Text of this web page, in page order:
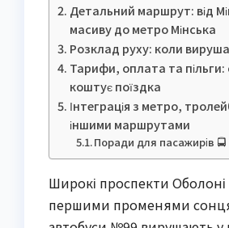
Детальний маршрут: від
масиву до метро Мінська
Розклад руху: коли
Тарифи, оплата та пільги:
коштує поїздка
Інтеграція з метро,
іншими маршрутами
Поради для пасажирів 🚍
Широкі проспекти
першими променями